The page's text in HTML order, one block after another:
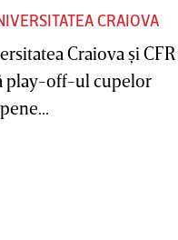
CRAIOVA
Craiova şi
play-off-ul cupelor